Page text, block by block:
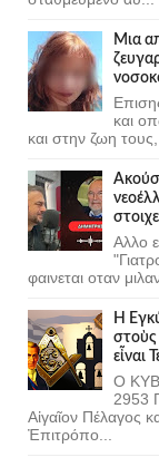
Μια
και
και στην ζωη τους,
Αλλο
φαινεται οταν
Ἡ
στοὺς
εἶναι
Ο
2953
Αἰγαῖον Πέλαγος
Ἐπιτρόπο...